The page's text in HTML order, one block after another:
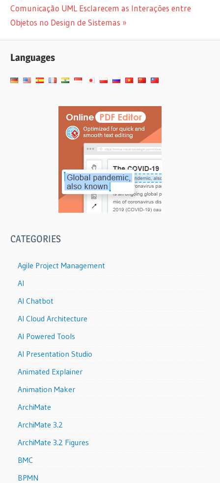
Post:
Comunicação UML Esclarecem as Interações entre
Objetos no Design de Sistemas
Languages
CATEGORIES
Agile Project Management
AI
AI Chatbot
AI Cloud Architecture
AI Powered Tools
AI Presentation Studio
Animated Explainer
Animation Maker
ArchiMate
ArchiMate 3.2
ArchiMate 3.2 Figures
BMC
BPMN